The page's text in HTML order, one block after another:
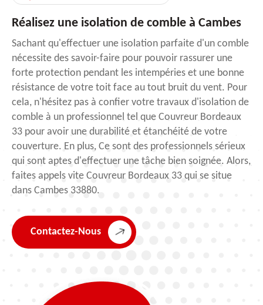
Réalisez une isolation de comble à Cambes
Sachant qu'effectuer une isolation parfaite d'un comble
nécessite des savoir-faire pour pouvoir rassurer une
forte protection pendant les intempéries et une bonne
résistance de votre toit face au tout bruit du vent. Pour
cela, n'hésitez pas à confier votre travaux d'isolation de
comble à un professionnel tel que Couvreur Bordeaux
33 pour avoir une durabilité et étanchéité de votre
couverture. En plus, Ce sont des professionnels sérieux
qui sont aptes d'effectuer une tâche bien soignée. Alors,
faites appels vite Couvreur Bordeaux 33 qui se situe
dans Cambes 33880.
Contactez-Nous